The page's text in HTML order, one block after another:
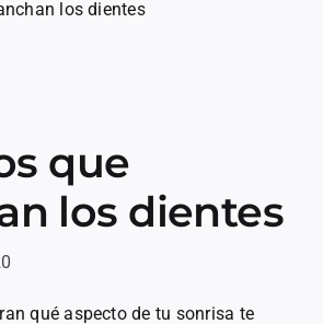
que
los dientes
qué aspecto de tu sonrisa te